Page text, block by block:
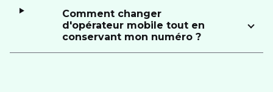
Comment changer
d'opérateur mobile tout en
conservant mon numéro ?